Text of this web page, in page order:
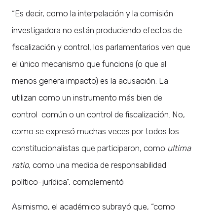
“Es decir, como la interpelación y la comisión
investigadora no están produciendo efectos de
fiscalización y control, los parlamentarios ven que
el único mecanismo que funciona (o que al
menos genera impacto) es la acusación. La
utilizan como un instrumento más bien de
control común o un control de fiscalización. No,
como se expresó muchas veces por todos los
constitucionalistas que participaron, como ultima
ratio, como una medida de responsabilidad
político-jurídica”, complementó
Asimismo, el académico subrayó que, “como